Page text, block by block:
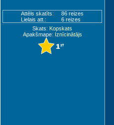
Attēls skatīts:
86 reizes
Lielais att.:
6 reizes
Skats: Kopskats
Apakšmape: Iznīcinātājs